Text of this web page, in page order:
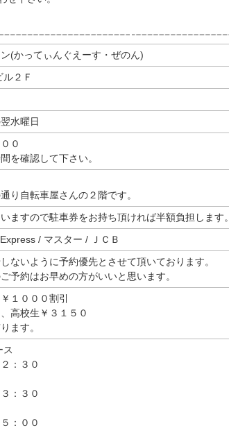
(かってぃんぐえーす・ぜのん)
２Ｆ
水曜日
０
を確認して下さい。
り自転車屋さんの２階です。
ますので駐車券をお持ち頂ければ半額負担します。
/ マスター / ＪＣＢ
ないように予約優先とさせて頂いております。
予約はお早めの方がいいと思います。
１０００割引
高校生￥３１５０
ます。
ス
：３０
：３０
：００